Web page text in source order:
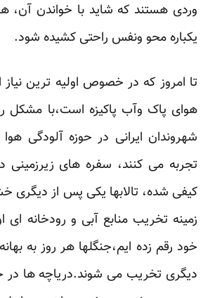
وردی هستند که شاید با خواندن آن،
یکباره محو ونفس راحتی کشیده شود.
تا امروز که در خصوص اولیه ترین
هوای پاک وآب پاکیزه است،با مشکل
شهروندان ایرانی در حوزه آلودگی هوا
تجربه می کنند، سفره های
کیفی شده، تالابها یکی پس از
زمینه تخریب منابع آبی و رودخانه ای
خود رقم زده ایم،جنگلها هر روز به
دیگری تخریب می شوند.دریاچه ها